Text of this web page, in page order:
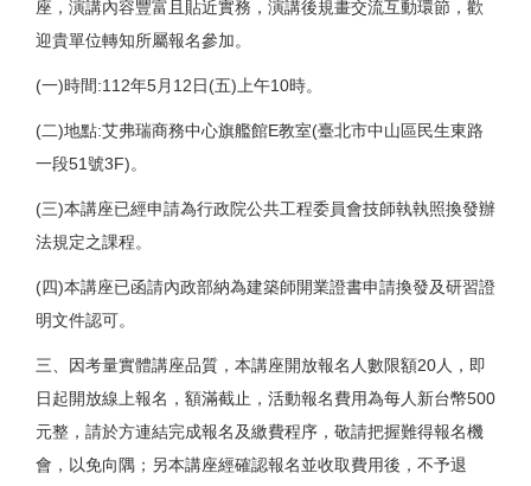
座，演講內容豐富且貼近實務，演講後規畫交流互動環節，歡
迎貴單位轉知所屬報名參加。
(一)時間:112年5月12日(五)上午10時。
(二)地點:艾弗瑞商務中心旗艦館E教室(臺北市中山區民生東路
一段51號3F)。
(三)本講座已經申請為行政院公共工程委員會技師執執照換發辦
法規定之課程。
(四)本講座已函請內政部納為建築師開業證書申請換發及研習證
明文件認可。
三、因考量實體講座品質，本講座開放報名人數限額20人，即
日起開放線上報名，額滿截止，活動報名費用為每人新台幣500
元整，請於方連結完成報名及繳費程序，敬請把握難得報名機
會，以免向隅；另本講座經確認報名並收取費用後，不予退